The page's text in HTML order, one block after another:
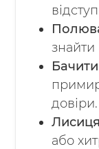
знайти
довіри.
або